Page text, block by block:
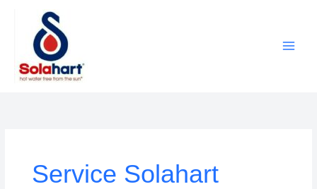
Service Solahart